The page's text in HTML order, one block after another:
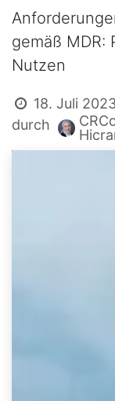
gemäß MDR:
Nutzen
18. Juli
durch